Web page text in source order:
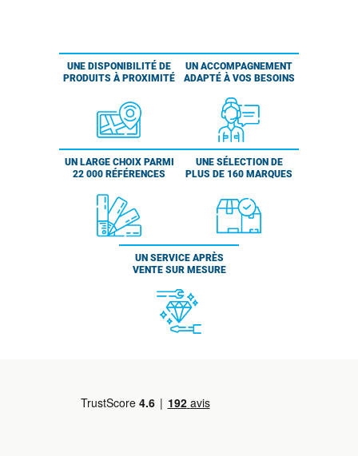
UNE DISPONIBILITÉ DE
PRODUITS À PROXIMITÉ
UN ACCOMPAGNEMENT
ADAPTÉ À VOS BESOINS
UN LARGE CHOIX PARMI
22 000 RÉFÉRENCES
UNE SÉLECTION DE
PLUS DE 160 MARQUES
UN SERVICE APRÈS
VENTE SUR MESURE